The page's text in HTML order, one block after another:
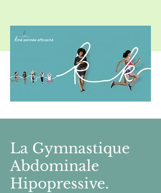
La Gymnastique
Abdominale
Hipopressive.